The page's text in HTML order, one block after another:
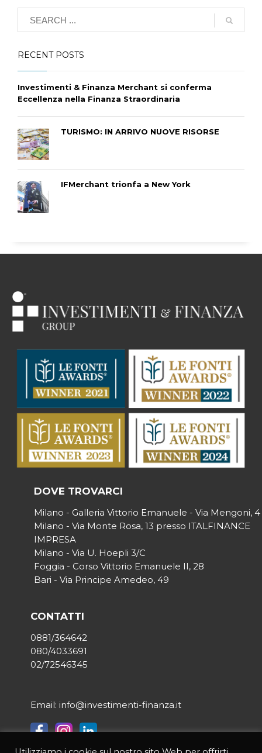
RECENT POSTS
Investimenti & Finanza Merchant si conferma
Eccellenza nella Finanza Straordinaria
TURISMO: IN ARRIVO NUOVE RISORSE
IFMerchant trionfa a New York
DOVE TROVARCI
Milano - Galleria Vittorio Emanuele - Via Mengoni, 4
Milano - Via Monte Rosa, 13 presso ITALFINANCE
IMPRESA
Milano - Via U. Hoepli 3/C
Foggia - Corso Vittorio Emanuele II, 28
Bari - Via Principe Amedeo, 49
CONTATTI
0881/364642
080/4033691
02/72546345
Email: info@investimenti-finanza.it